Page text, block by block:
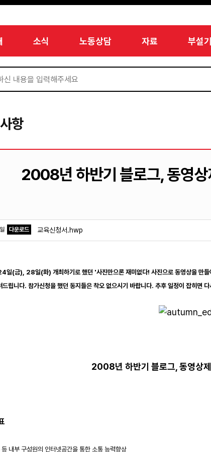
소식 노동상담 자료 부설
항
2008년 하반기 블로그, 동영상
다운로드 교육신청서.hwp
일(금), 28일(화) 개최하기로 했던 '사진만으론 재미없다! 사진으로 동영상을 만들
드립니다. 참가신청을 했던 동지들은 착오 없으시기 바랍니다. 추후 일정이 잡히면
2008년 하반기 블로그, 동영상
내부 구성원의 인터넷공간을 통한 소통 능력향상